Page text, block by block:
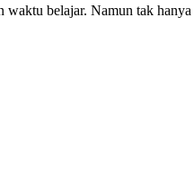
waktu belajar. Namun tak hanya